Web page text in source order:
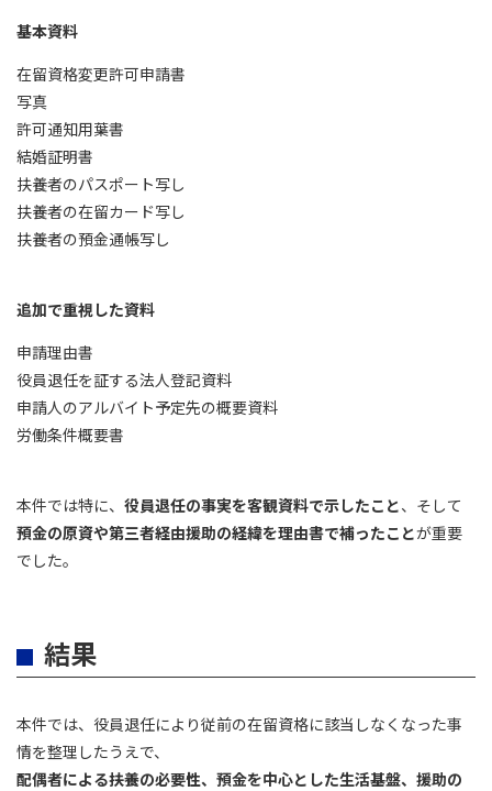
基本資料
在留資格変更許可申請書
写真
許可通知用葉書
結婚証明書
扶養者のパスポート写し
扶養者の在留カード写し
扶養者の預金通帳写し
追加で重視した資料
申請理由書
役員退任を証する法人登記資料
申請人のアルバイト予定先の概要資料
労働条件概要書
本件では特に、 役員退任の事実を客観資料で示したこと、そして
預金の原資や第三者経由援助の経緯を理由書で補ったことが重要
でした。
結果
本件では、役員退任により従前の在留資格に該当しなくなった事
情を整理したうえで、
配偶者による扶養の必要性、預金を中心とした生活基盤、援助の